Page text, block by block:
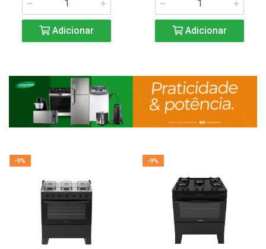
Adicionar Adicionar
-9% -9%